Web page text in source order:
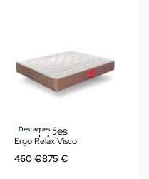
Destaques
Ver opções
Ergo Relax Visco
460€875€